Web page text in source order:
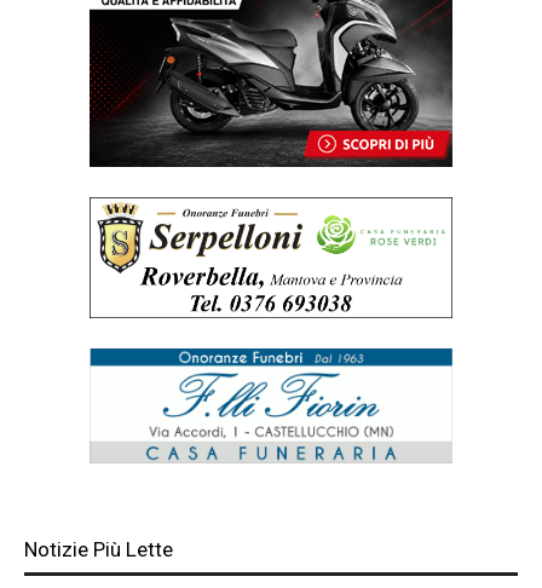
Notizie Più Lette